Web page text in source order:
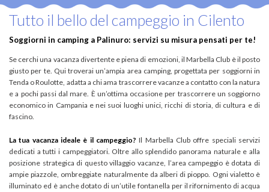
Tutto il bello del campeggio in Cilento
Soggiorni in camping a Palinuro: servizi su misura pensati per te!
Se cerchi una vacanza divertente e piena di emozioni, il Marbella Club è il posto
giusto per te. Qui troverai un’ampia area camping, progettata per soggiorni in
Tenda o Roulotte, adatta a chi ama trascorrere vacanze a contatto con la natura
e a pochi passi dal mare. È un’ottima occasione per trascorrere un soggiorno
economico in Campania e nei suoi luoghi unici, ricchi di storia, di cultura e di
fascino.
La tua vacanza ideale è il campeggio? Il Marbella Club offre speciali servizi
dedicati a tutti i campeggiatori. Oltre allo splendido panorama naturale e alla
posizione strategica di questo villaggio vacanze, l’area campeggio è dotata di
ampie piazzole, ombreggiate naturalmente da alberi di pioppo. Ogni vialetto è
illuminato ed è anche dotato di un’utile fontanella per il rifornimento di acqua